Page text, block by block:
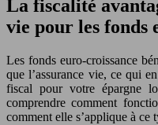
La fiscalité
vie pour les fonds
Les fonds euro-croissance
que l’assurance vie, ce qui
fiscal pour votre épargne
comprendre comment
comment elle s’applique à ce